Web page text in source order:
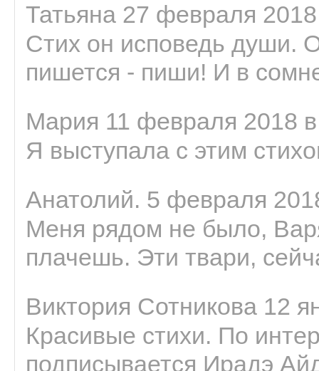
Татьяна 27 февраля
Стих он исповедь души.
пишется - пиши! И в
Мария 11 февраля 2018
Я выступала с этим
Анатолий. 5 февраля
Меня рядом не было,
плачешь. Эти твари,
Виктория Сотникова 12
Красивые стихи. По
подписывается Ирадэ